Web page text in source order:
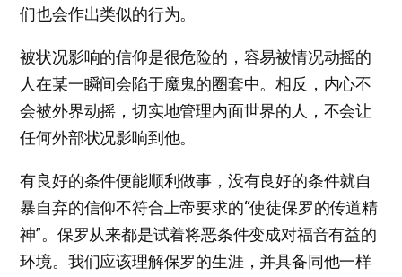
们也会作出类似的行为。
被状况影响的信仰是很危险的，容易被情况动摇的
人在某一瞬间会陷于魔鬼的圈套中。相反，内心不
会被外界动摇，切实地管理内面世界的人，不会让
任何外部状况影响到他。
有良好的条件便能顺利做事，没有良好的条件就自
暴自弃的信仰不符合上帝要求的“使徒保罗的传道精
神”。保罗从来都是试着将恶条件变成对福音有益的
环境。我们应该理解保罗的生涯，并具备同他一样